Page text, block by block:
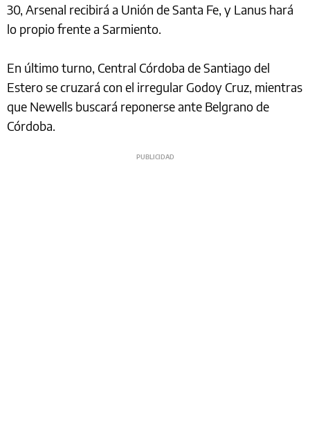
30, Arsenal recibirá a Unión de Santa Fe, y Lanus hará
lo propio frente a Sarmiento.
En último turno, Central Córdoba de Santiago del
Estero se cruzará con el irregular Godoy Cruz, mientras
que Newells buscará reponerse ante Belgrano de
Córdoba.